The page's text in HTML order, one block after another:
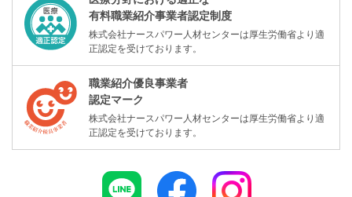
有料職業紹介事業者認定制度
株式会社ナースパワー人材センターは厚生労働省より適
正認定を受けております。
職業紹介優良事業者
認定マーク
株式会社ナースパワー人材センターは厚生労働省より適
正認定を受けております。